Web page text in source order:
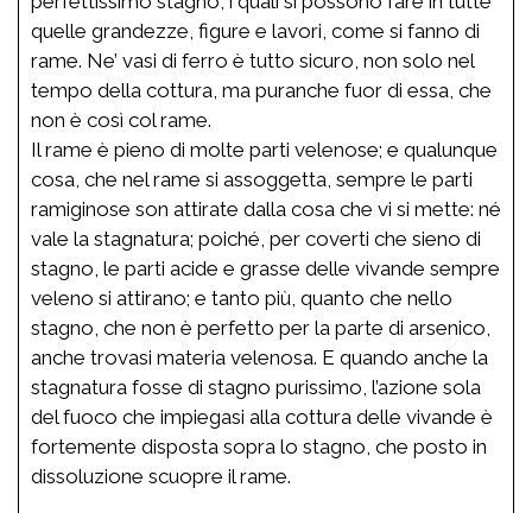
quelle grandezze, figure e lavori, come si fanno di
rame. Ne’ vasi di ferro è tutto sicuro, non solo nel
tempo della cottura, ma puranche fuor di essa, che
non è così col rame.
Il rame è pieno di molte parti velenose; e qualunque
cosa, che nel rame si assoggetta, sempre le parti
ramiginose son attirate dalla cosa che vi si mette: né
vale la stagnatura; poiché, per coverti che sieno di
stagno, le parti acide e grasse delle vivande sempre
veleno si attirano; e tanto più, quanto che nello
stagno, che non è perfetto per la parte di arsenico,
anche trovasi materia velenosa. E quando anche la
stagnatura fosse di stagno purissimo, l’azione sola
del fuoco che impiegasi alla cottura delle vivande è
fortemente disposta sopra lo stagno, che posto in
dissoluzione scuopre il rame.